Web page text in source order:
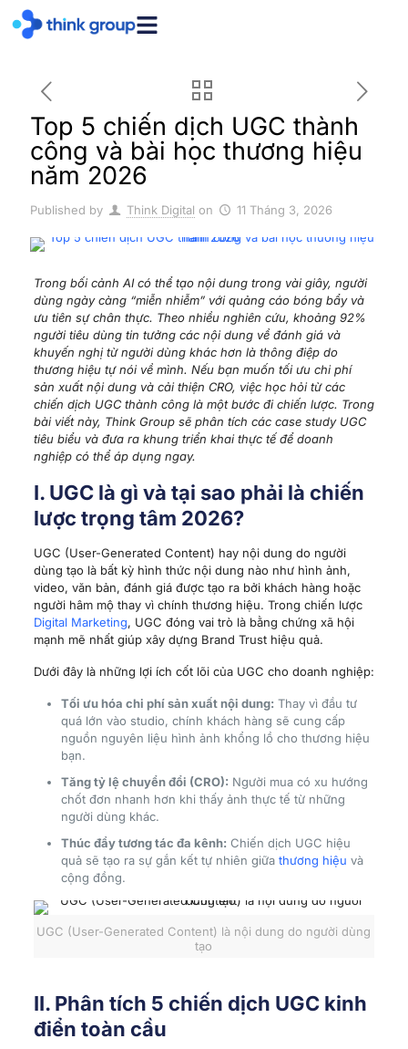
Top 5 chiến dịch UGC thành
công và bài học thương hiệu
năm 2026
Published by Think Digital on 11 Tháng 3, 2026
Trong bối cảnh AI có thể tạo nội dung trong vài giây, người
dùng ngày càng “miễn nhiễm” với quảng cáo bóng bẩy và
ưu tiên sự chân thực. Theo nhiều nghiên cứu, khoảng 92%
người tiêu dùng tin tưởng các nội dung về đánh giá và
khuyến nghị từ người dùng khác hơn là thông điệp do
thương hiệu tự nói về mình. Nếu bạn muốn tối ưu chi phí
sản xuất nội dung và cải thiện CRO, việc học hỏi từ các
chiến dịch UGC thành công là một bước đi chiến lược. Trong
bài viết này, Think Group sẽ phân tích các case study UGC
tiêu biểu và đưa ra khung triển khai thực tế để doanh
nghiệp có thể áp dụng ngay.
I. UGC là gì và tại sao phải là chiến
lược trọng tâm 2026?
UGC (User-Generated Content) hay nội dung do người
dùng tạo là bất kỳ hình thức nội dung nào như hình ảnh,
video, văn bản, đánh giá được tạo ra bởi khách hàng hoặc
người hâm mộ thay vì chính thương hiệu. Trong chiến lược
Digital Marketing, UGC đóng vai trò là bằng chứng xã hội
mạnh mẽ nhất giúp xây dựng Brand Trust hiệu quả.
Dưới đây là những lợi ích cốt lõi của UGC cho doanh nghiệp:
Tối ưu hóa chi phí sản xuất nội dung: Thay vì đầu tư
quá lớn vào studio, chính khách hàng sẽ cung cấp
nguồn nguyên liệu hình ảnh khổng lồ cho thương hiệu
bạn.
Tăng tỷ lệ chuyển đổi (CRO): Người mua có xu hướng
chốt đơn nhanh hơn khi thấy ảnh thực tế từ những
người dùng khác.
Thúc đẩy tương tác đa kênh: Chiến dịch UGC hiệu
quả sẽ tạo ra sự gắn kết tự nhiên giữa thương hiệu và
cộng đồng.
UGC (User-Generated Content) là nội dung do người dùng
tạo
II. Phân tích 5 chiến dịch UGC kinh
điển toàn cầu